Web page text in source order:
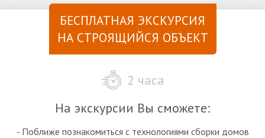
БЕСПЛАТНАЯ ЭКСКУРСИЯ
НА СТРОЯЩИЙСЯ ОБЪЕКТ
2 часа
На экскурсии Вы сможете:
- Поближе познакомиться с технологиями сборки домов